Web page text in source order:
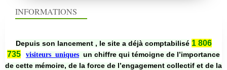
INFORMATIONS
Depuis son lancement , le site a déjà comptabilisé 1 806
735
visiteurs uniques un chiffre qui témoigne de l’importance
de cette mémoire, de la force de l’engagement collectif et de la